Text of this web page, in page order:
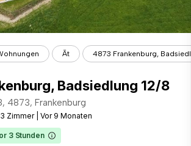
Āt 4873 Frankenburg,
Badsiedlung 12/8
4873, Frankenburg
3 Zimmer Vor 9 Monaten
3 Stunden